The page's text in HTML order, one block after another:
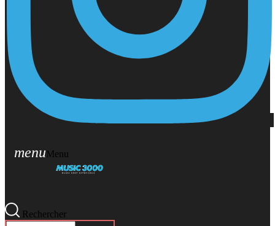
menuMenu
Rechercher